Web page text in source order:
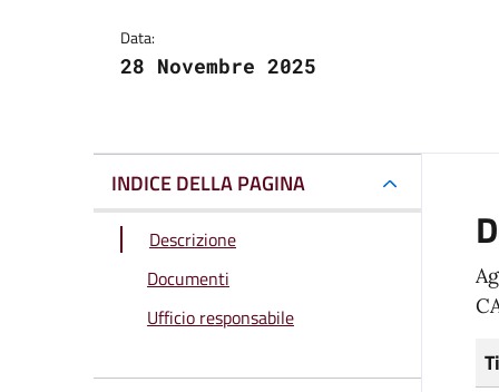
Data:
28 Novembre 2025
INDICE DELLA PAGINA
Descrizione
Documenti
Ufficio responsabile